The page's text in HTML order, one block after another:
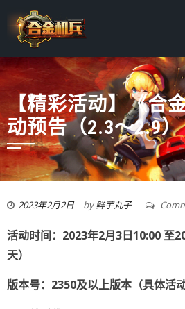
【精彩活动】《合
动预告（2.3～2.9）
2023年2月2日 by鲜芋丸子
活动时间：2023年2月3日10:00 至
天）
版本号：2350及以上版本（具体活